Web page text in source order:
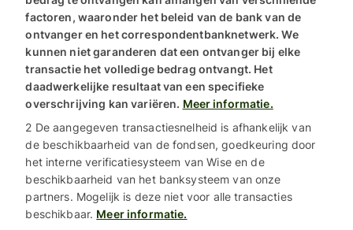
factoren, waaronder het beleid van de bank van de
ontvanger en het correspondentbanknetwerk. We
kunnen niet garanderen dat een ontvanger bij elke
transactie het volledige bedrag ontvangt. Het
daadwerkelijke resultaat van een specifieke
overschrijving kan variëren. Meer informatie.
2 De aangegeven transactiesnelheid is afhankelijk van
de beschikbaarheid van de fondsen, goedkeuring door
het interne verificatiesysteem van Wise en de
beschikbaarheid van het banksysteem van onze
partners. Mogelijk is deze niet voor alle transacties
beschikbaar. Meer informatie.